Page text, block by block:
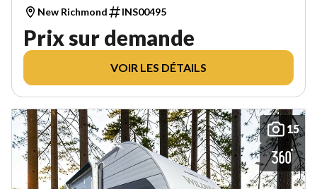
New Richmond INS00495
Prix sur demande
VOIR LES DÉTAILS
15